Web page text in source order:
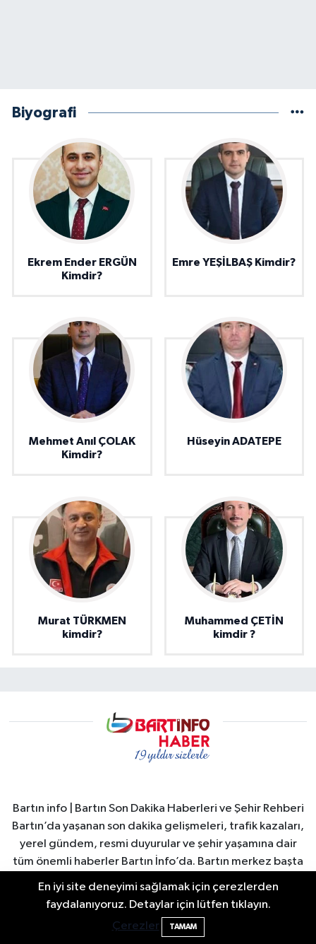
Biyografi
Ekrem Ender ERGÜN
Kimdir?
Emre YEŞİLBAŞ Kimdir?
Mehmet Anıl ÇOLAK
Kimdir?
Hüseyin ADATEPE
Murat TÜRKMEN
kimdir?
Muhammed ÇETİN
kimdir ?
Bartın info | Bartın Son Dakika Haberleri ve Şehir Rehberi
Bartın’da yaşanan son dakika gelişmeleri, trafik kazaları,
yerel gündem, resmi duyurular ve şehir yaşamına dair
tüm önemli haberler Bartın İnfo’da. Bartın merkez başta
ulaştırılır. Bartın Valiliği ve Bartın Belediyesi duyuruları,
şehirdeki sosyal yaşam, turizm gelişmeleri, ekonomi ve
En iyi site deneyimi sağlamak için çerezlerden
faydalanıyoruz. Detaylar için lütfen tıklayın.
Çerezler
TAMAM
22:45
Kozcağız'ın geleceği tartışılıyor: Peş
peşe açıklamalar